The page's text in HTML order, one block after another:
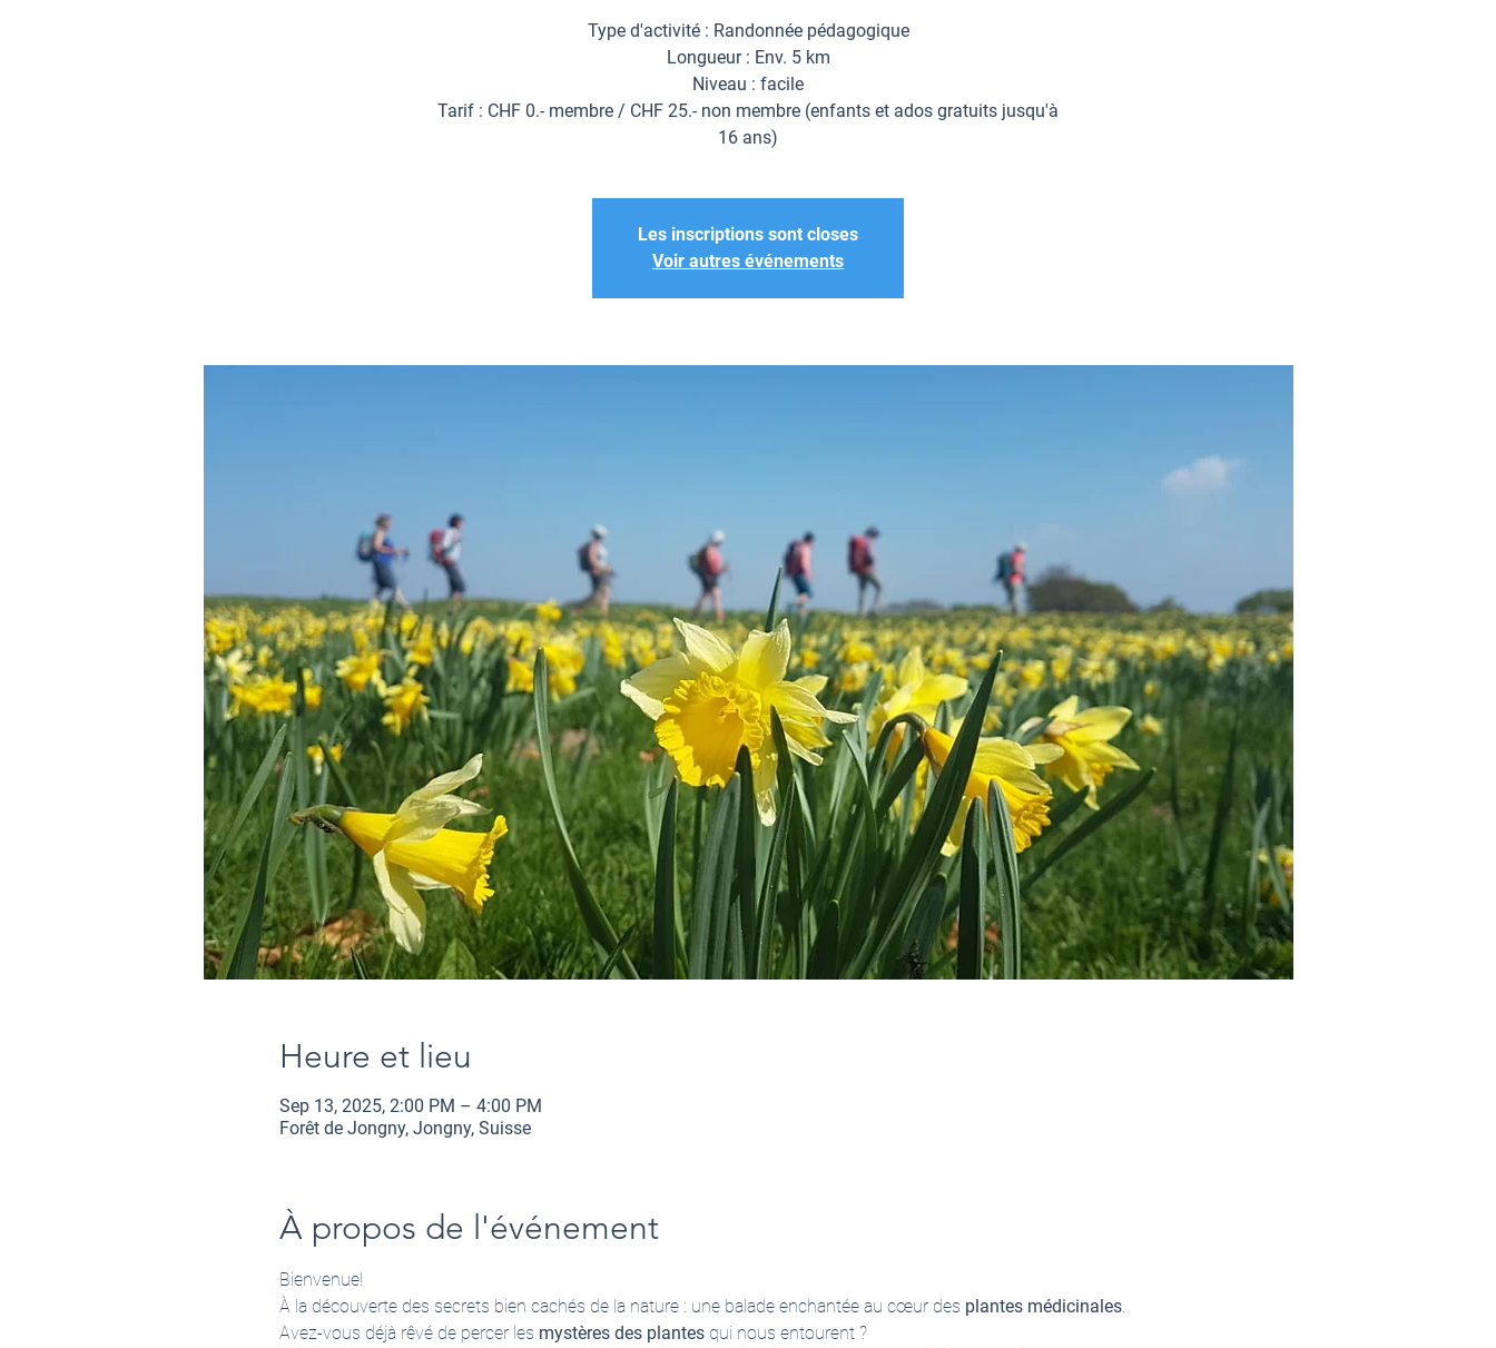
Type d'activité : Randonnée pédagogique
Longueur : Env. 5 km
Niveau : facile
Tarif : CHF 0.- membre / CHF 25.- non membre (enfants et ados gratuits jusqu'à
16 ans)
Les inscriptions sont closes
Voir autres événements
Heure et lieu
Sep 13, 2025, 2:00 PM – 4:00 PM
Forêt de Jongny, Jongny, Suisse
À propos de l'événement
Bienvenue!
À la découverte des secrets bien cachés de la nature : une balade enchantée au cœur des plantes médicinales.
Avez-vous déjà rêvé de percer les mystères des plantes qui nous entourent ?